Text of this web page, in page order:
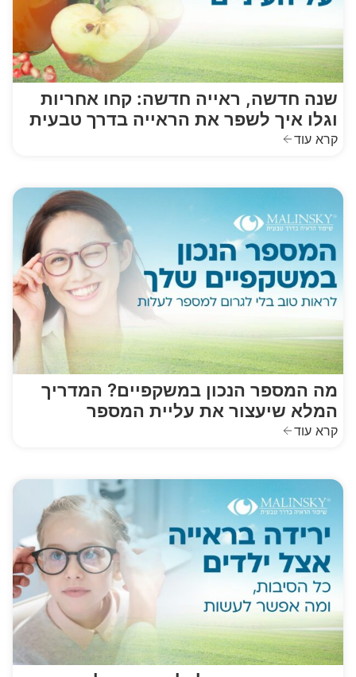
שנה חדשה, ראייה חדשה: קחו אחריות
וגלו איך לשפר את הראייה בדרך טבעית
קרא עוד
מה המספר הנכון במשקפיים? המדריך
המלא שיעצור את עליית המספר
קרא עוד